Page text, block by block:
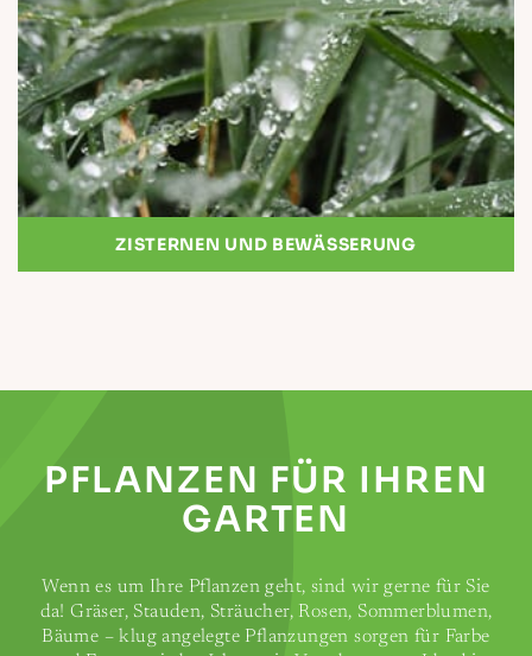
ZISTERNEN UND BEWÄSSERUNG
PFLANZEN FÜR IHREN
GARTEN
Wenn es um Ihre Pflanzen geht, sind wir gerne für Sie
da! Gräser, Stauden, Sträucher, Rosen, Sommerblumen,
Bäume – klug angelegte Pflanzungen sorgen für Farbe